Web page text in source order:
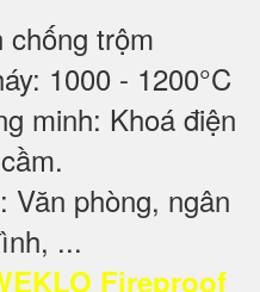
trộm
1000 - 1200°C
minh: Khoá điện
phòng, ngân
...
Fireproof